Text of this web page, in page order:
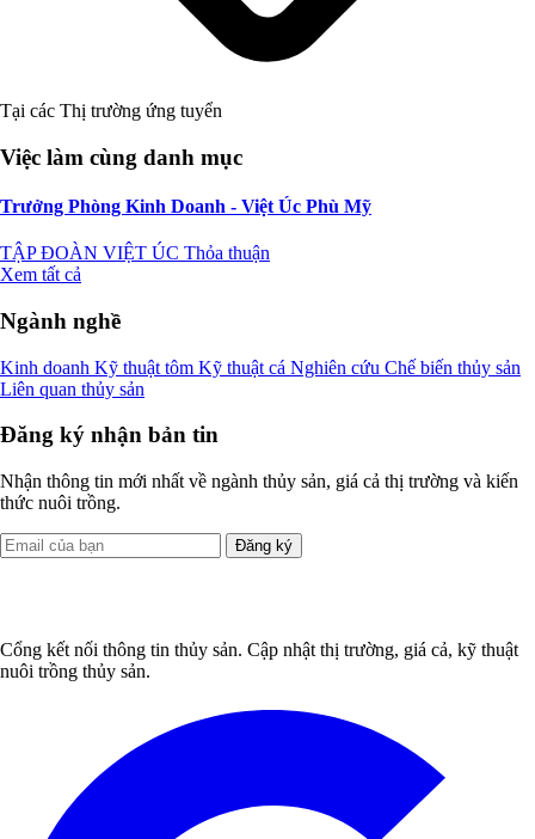
Tại các Thị trường ứng tuyển
Việc làm cùng danh mục
Trưởng Phòng Kinh Doanh - Việt Úc Phù Mỹ
TẬP ĐOÀN VIỆT ÚC Thỏa thuận
Xem tất cả
Ngành nghề
Kinh doanh Kỹ thuật tôm Kỹ thuật cá Nghiên cứu Chế biến thủy sản
Liên quan thủy sản
Đăng ký nhận bản tin
Nhận thông tin mới nhất về ngành thủy sản, giá cả thị trường và kiến
thức nuôi trồng.
Đăng ký
Cổng kết nối thông tin thủy sản. Cập nhật thị trường, giá cả, kỹ thuật
nuôi trồng thủy sản.